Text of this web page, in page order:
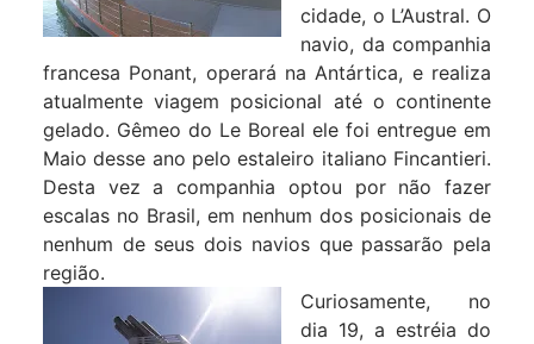
cidade, o L’Austral. O
navio, da companhia
francesa Ponant, operará na Antártica, e realiza
atualmente viagem posicional até o continente
gelado. Gêmeo do Le Boreal ele foi entregue em
Maio desse ano pelo estaleiro italiano Fincantieri.
Desta vez a companhia optou por não fazer
escalas no Brasil, em nenhum dos posicionais de
nenhum de seus dois navios que passarão pela
região.
Curiosamente, no
dia 19, a estréia do